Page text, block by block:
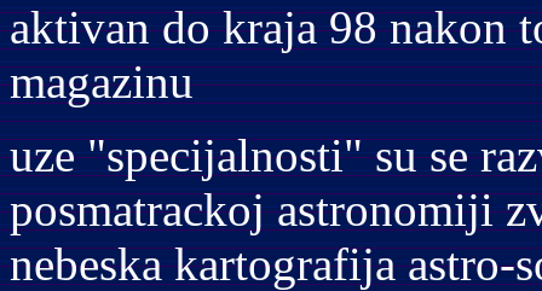
aktivan do kraja 98 nakon
magazinu
uze "specijalnosti" su se
posmatrackoj astronomiji
nebeska kartografija astro-